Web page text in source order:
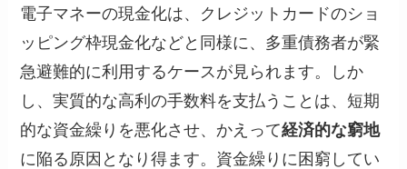
電子マネーの現金化は、クレジットカードのショ
ッピング枠現金化などと同様に、多重債務者が緊
急避難的に利用するケースが見られます。しか
し、実質的な高利の手数料を支払うことは、短期
的な資金繰りを悪化させ、かえって経済的な窮地
に陥る原因となり得ます。資金繰りに困窮してい